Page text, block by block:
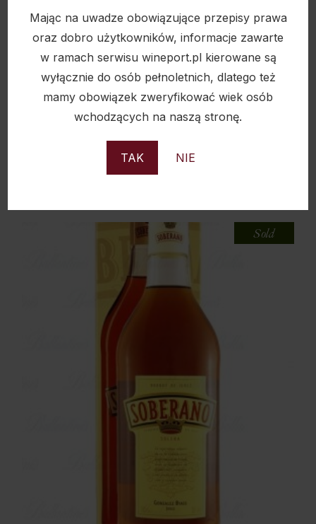
Mając na uwadze obowiązujące przepisy prawa
oraz dobro użytkowników, informacje zawarte
w ramach serwisu wineport.pl kierowane są
wyłącznie do osób pełnoletnich, dlatego też
mamy obowiązek zweryfikować wiek osób
wchodzących na naszą stronę.
TAK NIE
BRANDY BARDINET XO 0,7L 40%
93,50
Sold